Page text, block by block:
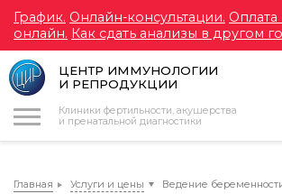
График. Онлайн-консультации. Оплата
онлайн. Как сдать анализы в другом
ЦЕНТР ИММУНОЛОГИИ
И РЕПРОДУКЦИИ
Клиники фертильности, акушерства
и пренатальной диагностики
Главная Услуги и цены Ведение